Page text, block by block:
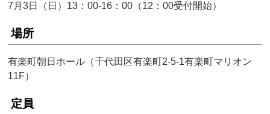
7月3日（日）13：00-16：00（12：00受付開始）
場所
有楽町朝日ホール（千代田区有楽町2-5-1有楽町マリオン
11F）
定員